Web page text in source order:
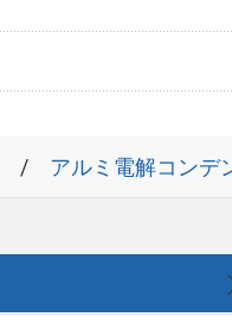
アルミ電解コンデ